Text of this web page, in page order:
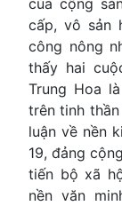
của cộng
cấp, vô sản
công nông
thấy hai
Trung Hoa
trên tinh thần
luận về nền
19, đảng
tiến bộ xã
nền văn